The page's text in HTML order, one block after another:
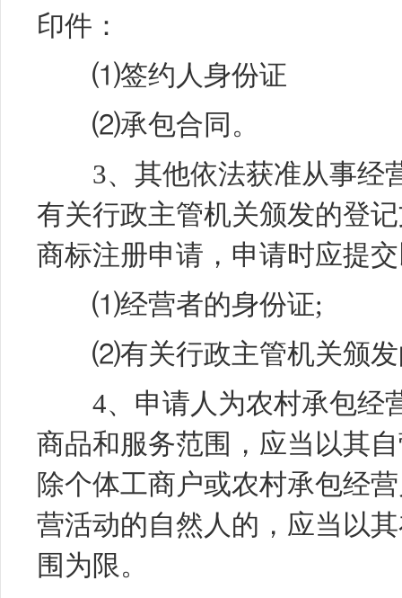
印件：
⑴签约人身份证
⑵承包合同。
3、其他依法获准从事经
有关行政主管机关颁发的登
商标注册申请，申请时应提
⑴经营者的身份证;
⑵有关行政主管机关颁发
4、申请人为农村承包经
商品和服务范围，应当以其
除个体工商户或农村承包经
营活动的自然人的，应当以
围为限。